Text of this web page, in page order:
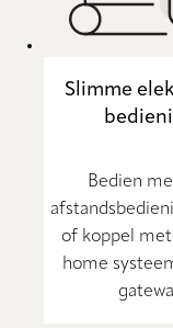
Slimme
Bedien
of koppel
home